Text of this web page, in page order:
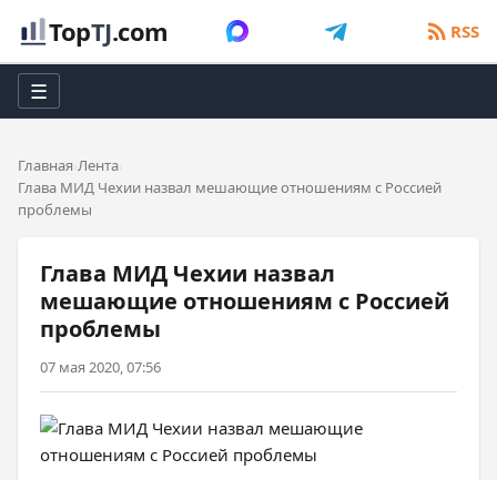
TopTJ.com RSS
☰
Главная Лента
Глава МИД Чехии назвал мешающие отношениям с Россией
проблемы
Глава МИД Чехии назвал
мешающие отношениям с Россией
проблемы
07 мая 2020, 07:56